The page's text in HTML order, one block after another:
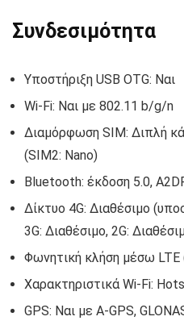
Συνδεσιμότητα
Υποστήριξη USB OTG: Ναι
Wi-Fi: Ναι με 802.11 b/g/n
Διαμόρφωση SIM: Διπλή
(SIM2: Nano)
Bluetooth: έκδοση 5.0,
Δίκτυο 4G: Διαθέσιμο
3G: Διαθέσιμο, 2G:
Φωνητική κλήση μέσω LTE
Χαρακτηριστικά Wi-Fi:
GPS: Ναι με A-GPS,